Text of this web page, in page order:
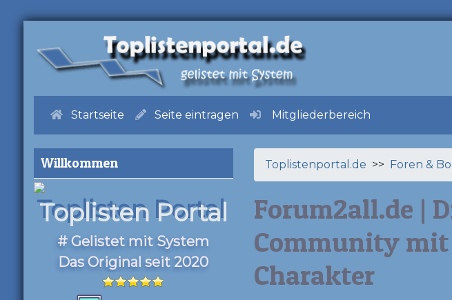
Startseite Seite eintragen Mitgliederbereich
Willkommen
Toplisten Portal
# Gelistet mit System
Das Original seit 2020
Toplistenportal.de >> Foren &
Forum2all.de |
Community mit
Charakter